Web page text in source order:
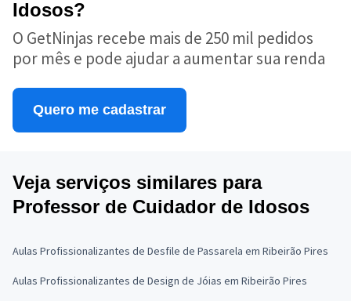
Idosos?
O GetNinjas recebe mais de 250 mil pedidos
por mês e pode ajudar a aumentar sua renda
Quero me cadastrar
Veja serviços similares para
Professor de Cuidador de Idosos
Aulas Profissionalizantes de Desfile de Passarela em Ribeirão Pires
Aulas Profissionalizantes de Design de Jóias em Ribeirão Pires